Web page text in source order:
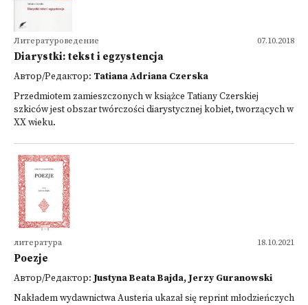
07.10.2018
Литературоведение
Diarystki: tekst i egzystencja
Автор/Редактор: Tatiana Adriana Czerska
Przedmiotem zamieszczonych w książce Tatiany Czerskiej
szkiców jest obszar twórczości diarystycznej kobiet, tworzących w
XX wieku.
18.10.2021
литература
Poezje
Автор/Редактор: Justyna Beata Bajda, Jerzy Guranowski
Nakładem wydawnictwa Austeria ukazał się reprint młodzieńczych